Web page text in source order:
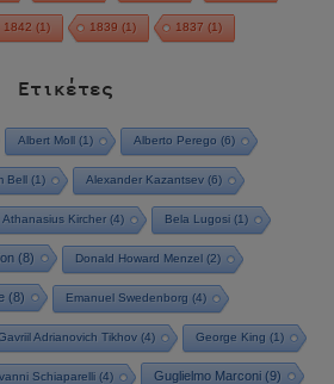
1842 (1) 1839 (1) 1837 (1)
Ετικέτες
Albert Moll(1) Alberto Perego (6)
Bell (1) Alexander Kazantsev (6)
Athanasius Kircher (4) Bela Lugosi (1)
(8) Donald Howard Menzel (2)
(8) Emanuel Swedenborg (4)
Adrianovich Tikhov(4) George King (1)
Schiaparelli(4) Guglielmo Marconi(9)